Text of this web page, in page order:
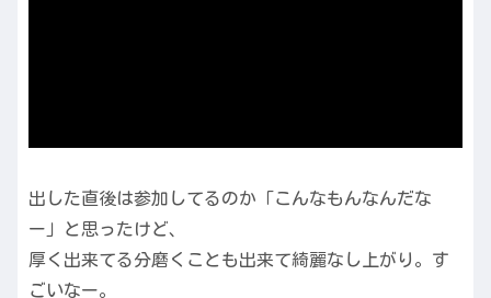
出した直後は参加してるのか「こんなもんなんだな
ー」と思ったけど、
厚く出来てる分磨くことも出来て綺麗なし上がり。す
ごいなー。